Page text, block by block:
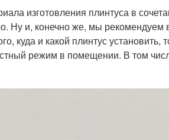
изготовления плинтуса в
Ну и, конечно же, мы рекомендуем
куда и какой плинтус установить,
режим в помещении. В том